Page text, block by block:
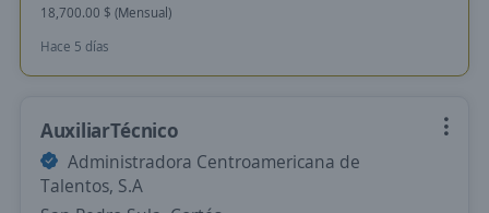
18,700.00 $ (Mensual)
Hace 5 días
AuxiliarTécnico
Administradora Centroamericana de
Talentos, S.A